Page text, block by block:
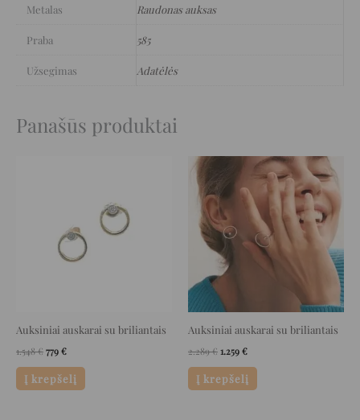
Metalas Raudonas auksas
Praba 585
Užsegimas Adatėlės
Panašūs produktai
Auksiniai auskarai su briliantais
1.548€779€
Į krepšelį
Auksiniai auskarai su briliantais
2.289€
price
2.289 €.
1.259€
Current
price
1.259 €.
Į krepšelį